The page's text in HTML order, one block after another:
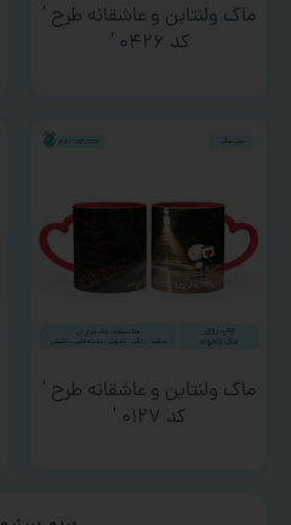
ماگ ولنتاین و عاشقانه طرح ‘
کد ۰۴۲۶ ‘
ماگ ولنتاین و عاشقانه طرح ‘
کد ۰۱۲۷ ‘